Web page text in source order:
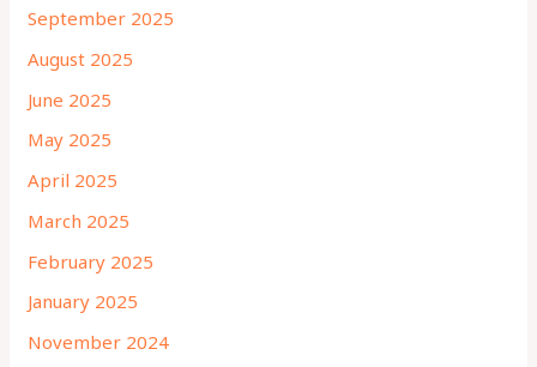
September 2025
August 2025
June 2025
May 2025
April 2025
March 2025
February 2025
January 2025
November 2024